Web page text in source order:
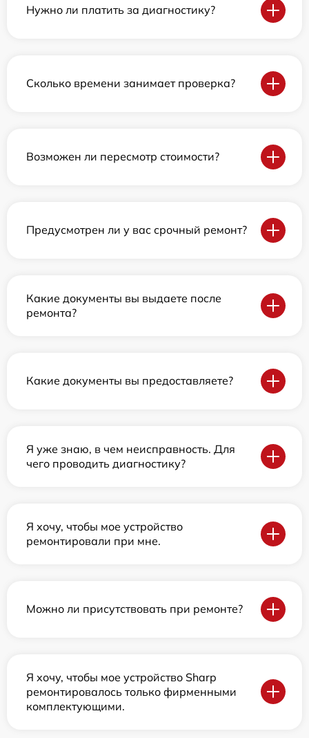
Нужно ли платить за диагностику?
Сколько времени занимает проверка?
Возможен ли пересмотр стоимости?
Предусмотрен ли у вас срочный ремонт?
Какие документы вы выдаете после
ремонта?
Какие документы вы предоставляете?
Я уже знаю, в чем неисправность. Для
чего проводить диагностику?
Я хочу, чтобы мое устройство
ремонтировали при мне.
Можно ли присутствовать при ремонте?
Я хочу, чтобы мое устройство Sharp
ремонтировалось только фирменными
комплектующими.